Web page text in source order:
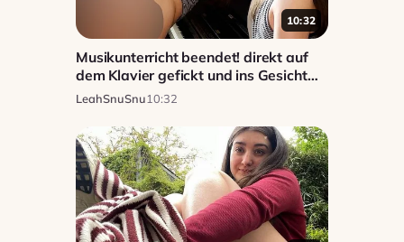
10:32
Musikunterricht beendet! direkt auf
dem Klavier gefickt und ins Gesicht
gespritzt!
LeahSnuSnu10:32